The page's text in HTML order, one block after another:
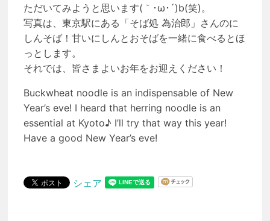
ただいてみようと思います(｀･ω･´)b(笑)。
写真は、東京駅にある「そば処 為治郎」さんのに
しんそば！甘いにしんとおそばを一緒に食べるとほ
っとします。
それでは、皆さまよいお年をお迎えください！
Buckwheat noodle is an indispensable of New
Year’s eve! I heard that herring noodle is an
essential at Kyoto♪ I’ll try that way this year!
Have a good New Year’s eve!
シェア